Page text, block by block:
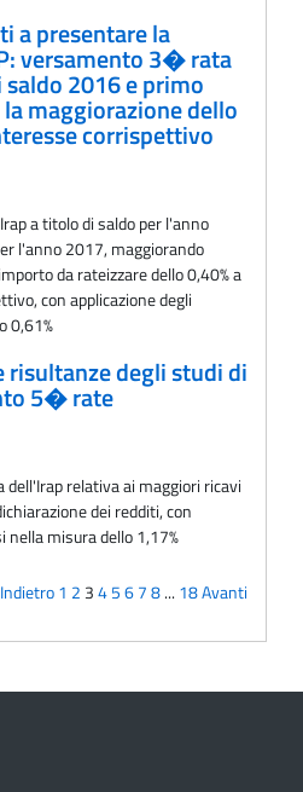
a presentare la
versamento 3� rata
2016 e primo
maggiorazione dello
corrispettivo
a titolo di saldo per l'anno
l'anno 2017, maggiorando
da rateizzare dello 0,40% a
con applicazione degli
0,61%
risultanze degli studi di
5� rate
relativa ai maggiori ricavi
dei redditi, con
nella misura dello 1,17%
Indietro1 2 345678... 18Avanti